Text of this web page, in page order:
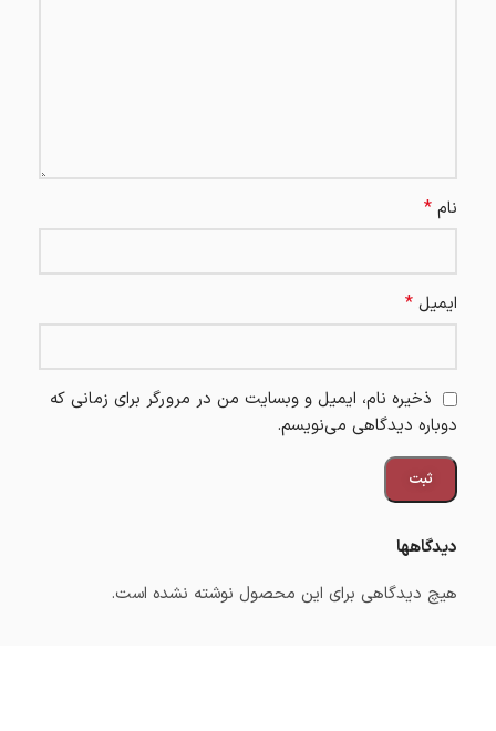
دیدگاهها
هیچ دیدگاهی برای این محصول نوشته نشده است.
نام *
ایمیل *
ذخیره نام، ایمیل و وبسایت من در مرورگر برای زمانی که
دوباره دیدگاهی می‌نویسم.